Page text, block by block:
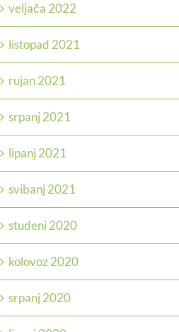
veljača 2022
listopad 2021
rujan 2021
srpanj 2021
lipanj 2021
svibanj 2021
studeni 2020
kolovoz 2020
srpanj 2020